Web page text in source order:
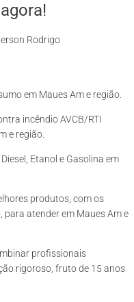
Rodrigo
em Maues Am e região.
incêndio AVCB/RTI
e região.
Etanol e Gasolina em
produtos, com os
atender em Maues Am e
profissionais
rigoroso, fruto de 15 anos